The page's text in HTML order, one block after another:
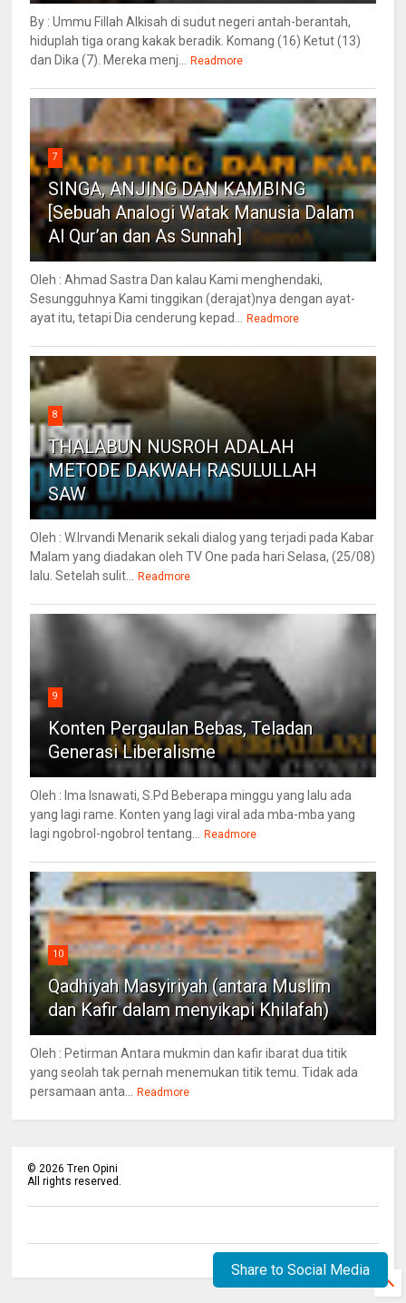
By : Ummu Fillah Alkisah di sudut negeri antah-berantah,
hiduplah tiga orang kakak beradik. Komang (16) Ketut (13)
dan Dika (7). Mereka menj...
Readmore
7
SINGA, ANJING DAN KAMBING
[Sebuah Analogi Watak Manusia Dalam
Al Qur’an dan As Sunnah]
Oleh : Ahmad Sastra Dan kalau Kami menghendaki,
Sesungguhnya Kami tinggikan (derajat)nya dengan ayat-
ayat itu, tetapi Dia cenderung kepad...
Readmore
8
THALABUN NUSROH ADALAH
METODE DAKWAH RASULULLAH
SAW
Oleh : W.Irvandi Menarik sekali dialog yang terjadi pada Kabar
Malam yang diadakan oleh TV One pada hari Selasa, (25/08)
lalu. Setelah sulit...
Readmore
9
Konten Pergaulan Bebas, Teladan
Generasi Liberalisme
Oleh : Ima Isnawati, S.Pd Beberapa minggu yang lalu ada
yang lagi rame. Konten yang lagi viral ada mba-mba yang
lagi ngobrol-ngobrol tentang...
Readmore
10
Qadhiyah Masyiriyah (antara Muslim
dan Kafir dalam menyikapi Khilafah)
Oleh : Petirman Antara mukmin dan kafir ibarat dua titik
yang seolah tak pernah menemukan titik temu. Tidak ada
persamaan anta...
Readmore
©2026 Tren Opini
All rights reserved.
Share to Social Media